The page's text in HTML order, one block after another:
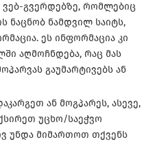
ვებ-გვერდებზე, რომლებიც
ნაცნობ ნამდვილ საიტს,
ეს ინფორმაცია კი
აღმოჩნდება, რაც მას
გაუმარტივებს ან
ან მოგპარეს, ასევე,
უცხო/საეჭვო
უნდა მიმართოთ თქვენს